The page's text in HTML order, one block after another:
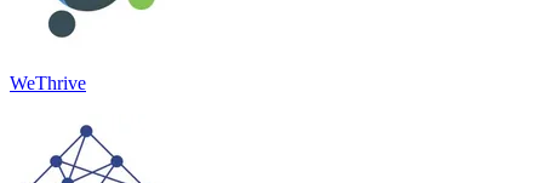
WeThrive